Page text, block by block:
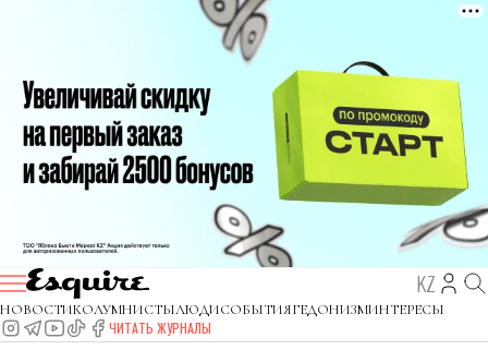
KZ
НОВОСТИКОЛУМНИСТЫЛЮДИСОБЫТИЯГЕДОНИЗМИНТЕРЕСЫ
ЧИТАТЬ ЖУРНАЛЫ